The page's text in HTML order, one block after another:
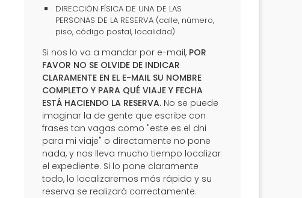
DIRECCIÓN FÍSICA DE UNA DE LAS
PERSONAS DE LA RESERVA (calle, número,
piso, código postal, localidad)
Si nos lo va a mandar por e-mail, POR
FAVOR NO SE OLVIDE DE INDICAR
CLARAMENTE EN EL E-MAIL SU NOMBRE
COMPLETO Y PARA QUÉ VIAJE Y FECHA
ESTÁ HACIENDO LA RESERVA. No se puede
imaginar la de gente que escribe con
frases tan vagas como "este es el dni
para mi viaje" o directamente no pone
nada, y nos lleva mucho tiempo localizar
el expediente. Si lo pone claramente
todo, lo localizaremos más rápido y su
reserva se realizará correctamente.